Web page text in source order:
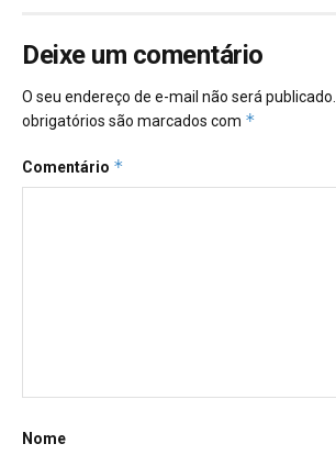
Deixe um comentário
O seu endereço de e-mail não será publicado.
obrigatórios são marcados com *
Comentário *
Nome